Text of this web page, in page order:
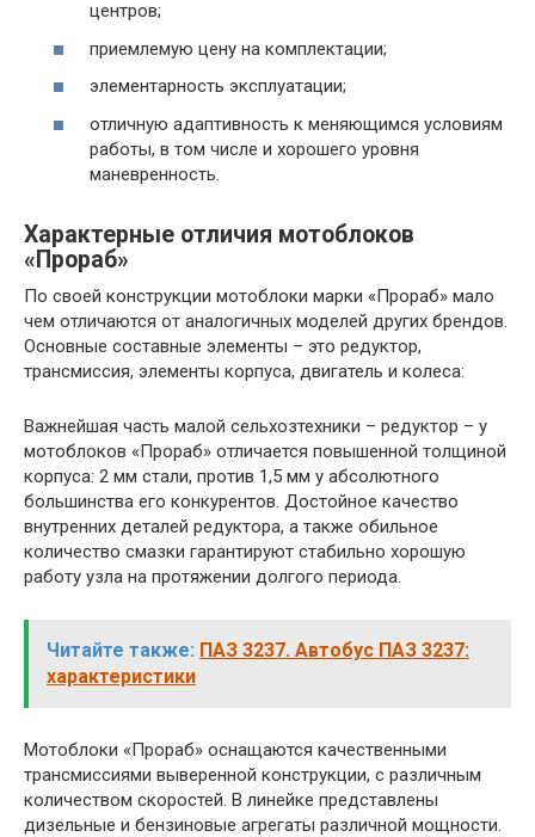
центров;
приемлемую цену на комплектации;
элементарность эксплуатации;
отличную адаптивность к меняющимся условиям
работы, в том числе и хорошего уровня
маневренность.
Характерные отличия мотоблоков
«Прораб»
По своей конструкции мотоблоки марки «Прораб» мало
чем отличаются от аналогичных моделей других брендов.
Основные составные элементы – это редуктор,
трансмиссия, элементы корпуса, двигатель и колеса:
Важнейшая часть малой сельхозтехники – редуктор – у
мотоблоков «Прораб» отличается повышенной толщиной
корпуса: 2 мм стали, против 1,5 мм у абсолютного
большинства его конкурентов. Достойное качество
внутренних деталей редуктора, а также обильное
количество смазки гарантируют стабильно хорошую
работу узла на протяжении долгого периода.
Читайте также: ПАЗ 3237. Автобус ПАЗ 3237:
характеристики
Мотоблоки «Прораб» оснащаются качественными
трансмиссиями выверенной конструкции, с различным
количеством скоростей. В линейке представлены
дизельные и бензиновые агрегаты различной мощности.